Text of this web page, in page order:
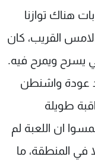
هناك توازنا
القريب، كان
يسرح ويمرح فيه.
عودة واشنطن
طويلة
ان اللعبة لم
في المنطقة، ما